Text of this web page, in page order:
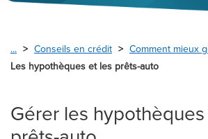
... Conseils en crédit
Comment mieux
Les hypothèques et les prêts-auto
Gérer les